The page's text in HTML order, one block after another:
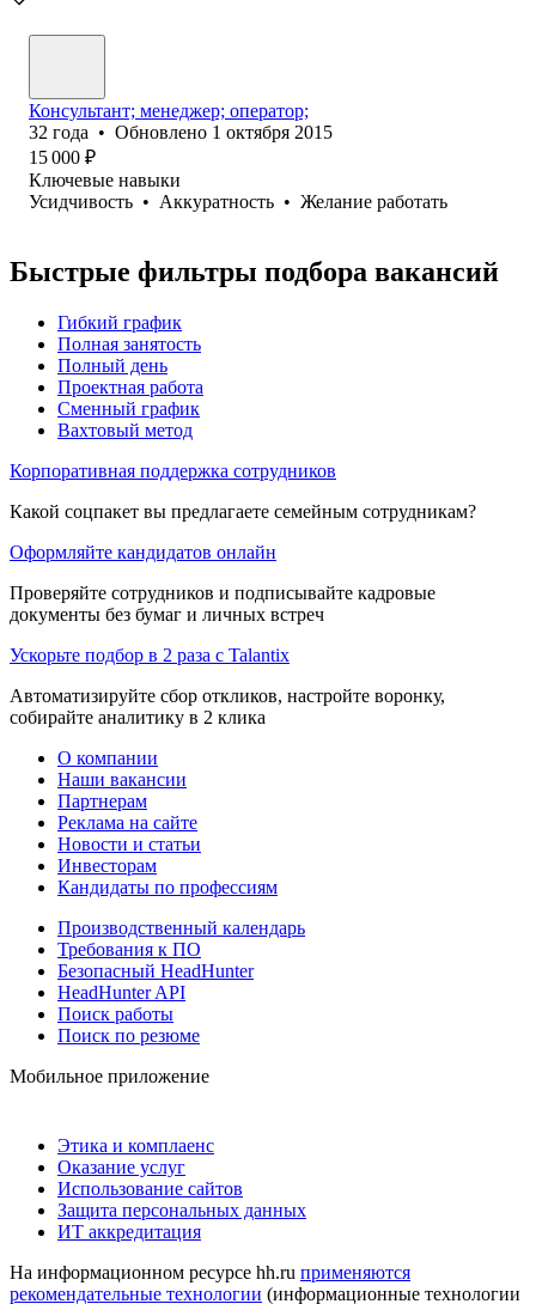
Консультант; менеджер; оператор;
32 года • Обновлено 1 октября 2015
15 000 ₽
Ключевые навыки
Усидчивость • Аккуратность • Желание работать
Быстрые фильтры подбора вакансий
Гибкий график
Полная занятость
Полный день
Проектная работа
Сменный график
Вахтовый метод
Корпоративная поддержка сотрудников
Какой соцпакет вы предлагаете семейным сотрудникам?
Оформляйте кандидатов онлайн
Проверяйте сотрудников и подписывайте кадровые
документы без бумаг и личных встреч
Ускорьте подбор в 2 раза с Talantix
Автоматизируйте сбор откликов, настройте воронку,
собирайте аналитику в 2 клика
О компании
Наши вакансии
Партнерам
Реклама на сайте
Новости и статьи
Инвесторам
Кандидаты по профессиям
Производственный календарь
Требования к ПО
Безопасный HeadHunter
HeadHunter API
Поиск работы
Поиск по резюме
Мобильное приложение
Этика и комплаенс
Оказание услуг
Использование сайтов
Защита персональных данных
ИТ аккредитация
На информационном ресурсе hh.ru применяются
рекомендательные технологии (информационные технологии